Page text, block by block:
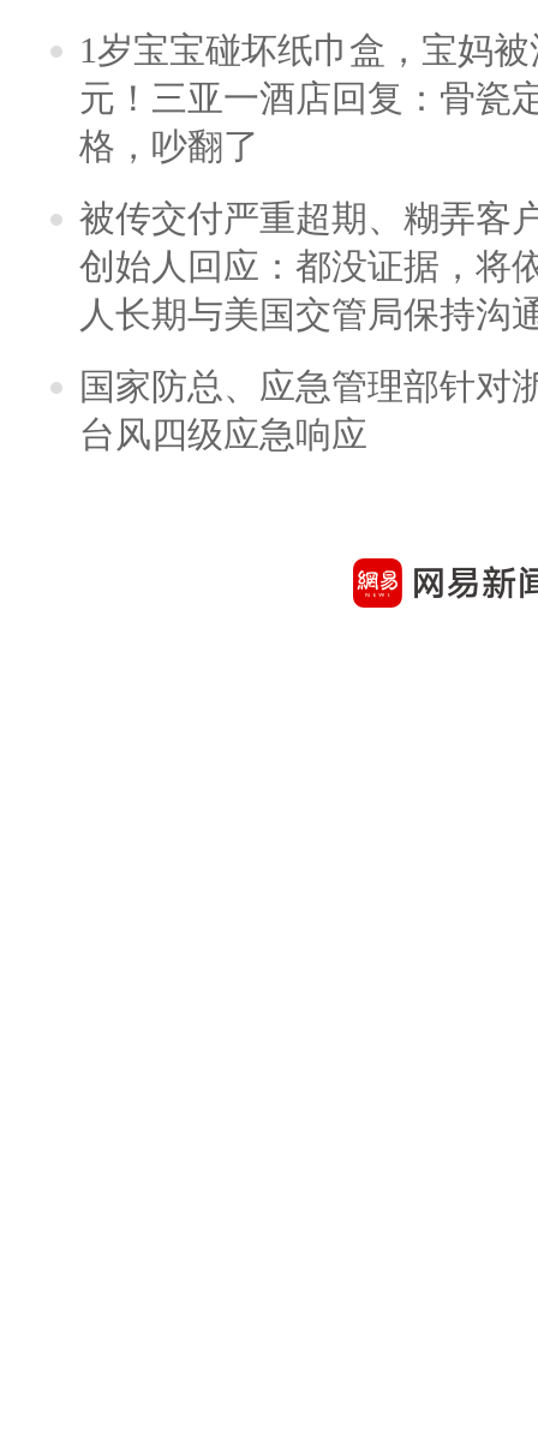
1岁宝宝碰坏纸巾盒，宝妈
元！三亚一酒店回复：骨瓷
格，吵翻了
被传交付严重超期、糊弄客
创始人回应：都没证据，将
人长期与美国交管局保持沟
国家防总、应急管理部针对
台风四级应急响应